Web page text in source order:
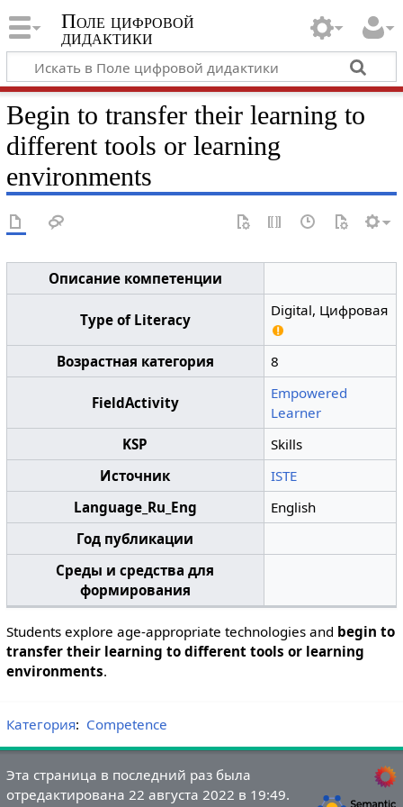
Поле цифровой
дидактики
Begin to transfer their learning to
different tools or learning
environments
Описание компетенции
Type of Literacy
Digital, Цифровая
Возрастная категория 8
FieldActivity
Empowered
Learner
KSP
Skills
Источник
ISTE
Language_Ru_Eng
English
Год публикации
Среды и средства для
формирования
Students explore age-appropriate technologies and begin to
transfer their learning to different tools or learning
environments.
Категория: Competence
Эта страница в последний раз была
отредактирована 22 августа 2022 в 19:49.